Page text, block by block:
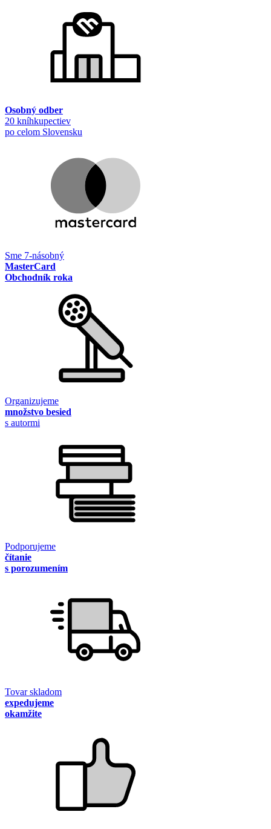
Osobný odber
20 kníhkupectiev
po celom Slovensku
Sme 7-násobný
MasterCard
Obchodník roka
Organizujeme
množstvo besied
s autormi
Podporujeme
čítanie
s porozumením
Tovar skladom
expedujeme
okamžite